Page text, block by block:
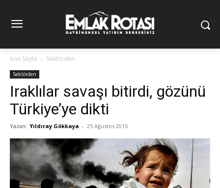
Ana Sayfa Sektörden
Sektörden
Iraklılar savaşı bitirdi, gözünü
Türkiye’ye dikti
Yazan: Yıldıray Gökkaya - 25 Ağustos 2015